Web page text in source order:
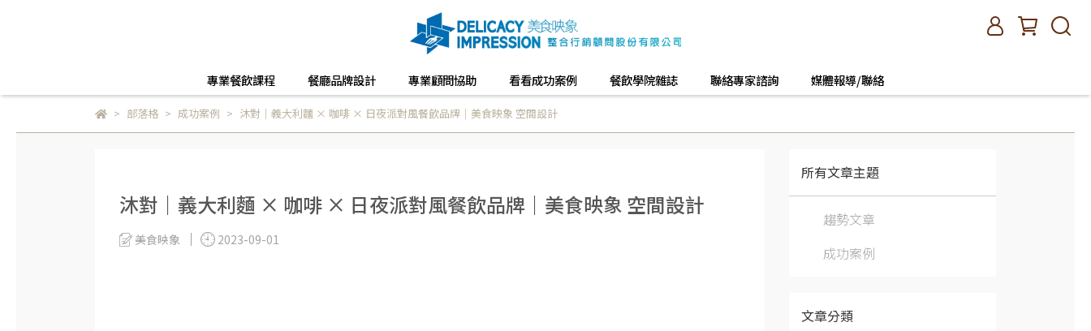
專業餐飲課程 餐廳品牌設計 專業顧問協助 看看成功案例 餐飲學院雜誌 聯絡專家諮詢 媒體報導/聯絡
部落格 成功案例 沐對｜義大利麵 × 咖啡 × 日夜派對風餐飲品牌｜美食映象 空間設計
沐對｜義大利麵 × 咖啡 × 日夜派對風餐飲品牌｜美食映象 空間設計
美食映象 2023-09-01
所有文章主題
趨勢文章
成功案例
文章分類